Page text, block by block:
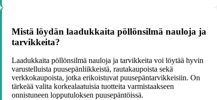
Mistä löydän laadukkaita pöllönsilmä nauloja ja
tarvikkeita?
Laadukkaita pöllönsilmä nauloja ja tarvikkeita voi löytää hyvin
varustelluista puusepänliikkeistä, rautakaupoista sekä
verkkokaupoista, jotka erikoistuvat puusepäntarvikkeisiin. On
tärkeää valita korkealaatuisia tuotteita varmistaakseen
onnistuneen lopputuloksen puusepäntöissä.